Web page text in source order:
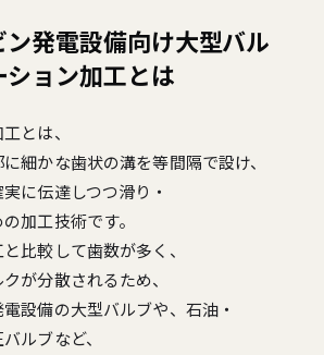
発電設備向け大型バル
ション加工とは
とは、
細かな歯状の溝を等間隔で設け、
に伝達しつつ滑り・
加工技術です。
比較して歯数が多く、
が分散されるため、
設備の大型バルブや、石油・
ルブなど、